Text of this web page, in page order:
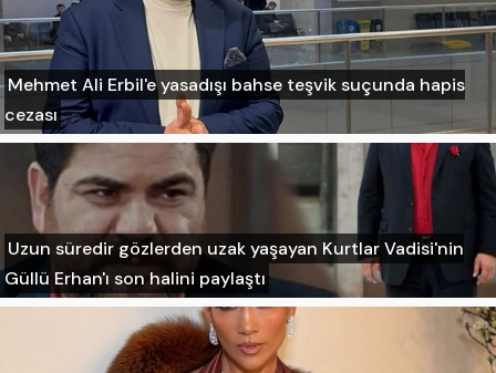
Mehmet Ali Erbil'e yasadışı bahse teşvik suçunda hapis
cezası
Uzun süredir gözlerden uzak yaşayan Kurtlar Vadisi'nin
Güllü Erhan'ı son halini paylaştı